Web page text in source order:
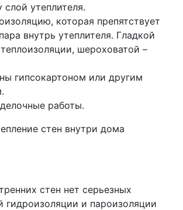
слой утеплителя.
которая препятствует
внутрь утеплителя. Гладкой
шероховатой –
гипсокартоном или другим
работы.
стен нет серьезных
гидроизоляции и пароизоляции